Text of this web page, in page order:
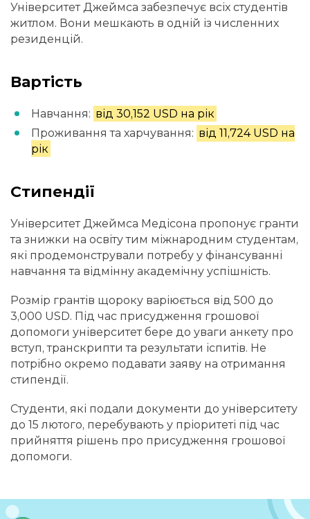
Університет Джеймса забезпечує всіх студентів
житлом. Вони мешкають в одній із численних
резиденцій.
Вартість
Навчання: від 30,152 USD на рік
Проживання та харчування: від 11,724 USD на
рік
Стипендії
Університет Джеймса Медісона пропонує гранти
та знижки на освіту тим міжнародним студентам,
які продемонстрували потребу у фінансуванні
навчання та відмінну академічну успішність.
Розмір грантів щороку варіюється від 500 до
3,000 USD. Під час присудження грошової
допомоги університет бере до уваги анкету про
вступ, транскрипти та результати іспитів. Не
потрібно окремо подавати заяву на отримання
стипендії.
Студенти, які подали документи до університету
до 15 лютого, перебувають у пріоритеті під час
прийняття рішень про присудження грошової
допомоги.